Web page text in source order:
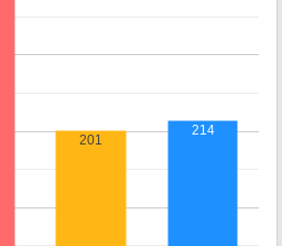
201
214